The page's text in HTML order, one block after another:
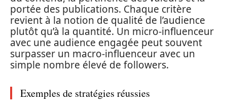
portée des publications. Chaque critère
revient à la notion de qualité de l’audience
plutôt qu’à la quantité. Un micro-influenceur
avec une audience engagée peut souvent
surpasser un macro-influenceur avec un
simple nombre élevé de followers.
Exemples de stratégies réussies